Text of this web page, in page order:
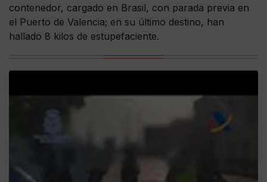
contenedor, cargado en Brasil, con parada previa en
el Puerto de Valencia; en su último destino, han
hallado 8 kilos de estupefaciente.